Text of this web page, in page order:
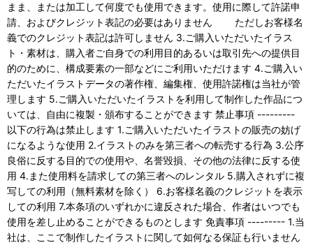
まま、または加工して何度でも使用できます。使用に際して許諾申
請、およびクレジット表記の必要はありません ただしお客様名
義でのクレジット表記は許可しません 3.ご購入いただいたイラス
ト・素材は、購入者ご自身での利用目的あるいは取引先への提供目
的のために、構成要素の一部などにご利用いただけます 4.ご購入い
ただいたイラストデータの著作権、編集権、使用許諾権は当社が管
理します 5.ご購入いただいたイラストを利用して制作した作品につ
いては、自由に複製・頒布することができます 禁止事項 ---------
以下の行為は禁止します 1.ご購入いただいたイラストの販売の妨げ
になるような使用 2.イラストのみを第三者への転売する行為 3.公序
良俗に反する目的での使用や、名誉毀損、その他の法律に反する使
用 4.また使用料を請求しての第三者へのレンタル 5.購入されずに複
写しての利用（無料素材を除く） 6.お客様名義のクレジットを表示
しての利用 7.本条項のいずれかに違反された場合、作者はいつでも
使用を差し止めることができるものとします 免責事項 --------- 1.当
社は、ここで制作したイラストに関して如何なる保証も行いません